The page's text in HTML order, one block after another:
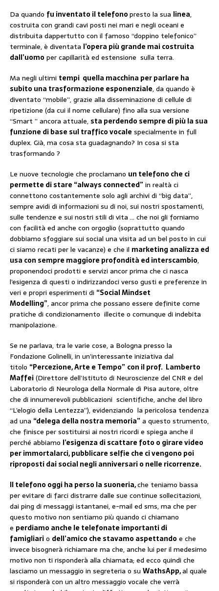
Da quando fu inventato il telefonopresto la sua linea,
costruita con grandi cavi posti nei mari e negli oceani e
distribuita dappertutto con il famoso “doppino telefonico”
terminale, è diventata l’opera più grande mai costruita
dall’uomo per capillarità ed estensione sulla terra.
Ma negli ultimi tempi quella macchina per parlare ha
subito una trasformazione esponenziale, da quando è
diventato “mobile”, grazie alla disseminazione di cellule di
ripetizione (da cui il nome cellulare) fino alla sua versione
“Smart ” ancora attuale, sta perdendo sempre di più la sua
funzione di base sul traffico vocale specialmente in full
duplex. Già, ma cosa sta guadagnando? In cosa si sta
trasformando ?
Le nuove tecnologie che proclamano un telefono che ci
permette di stare “always connected”in realtà ci
connettono costantemente solo agli archivi di “big data”,
sempre avidi di informazioni su di noi, sui nostri spostamenti,
sulle tendenze e sui nostri stili di vita … che noi gli forniamo
con facilità ed anche con orgoglio (soprattutto quando
dobbiamo sfoggiare sui social una visita ad un bel posto in cui
ci siamo recati per le vacanze) e che il marketing analizza ed
usa con sempre maggiore profondità ed interscambio,
proponendoci prodotti e servizi ancor prima che ci nasca
l’esigenza di questi o indirizzandoci verso gusti e preferenze in
veri e propri esperimenti di “Social Mindset
Modelling”, ancor prima che possano essere definite come
pratiche di condizionamento illecite o comunque di indebita
manipolazione.
Se ne parlava, tra le varie cose, a Bologna presso la
Fondazione Golinelli, in un’interessante iniziativa dal
titolo “Percezione, Arte e Tempo” con il prof. Lamberto
Maffei(Direttore dell’Istituto di Neuroscienze del CNR e del
Laboratorio di Neurologa della Normale di Pisa autore, oltre
che di innumerevoli pubblicazioni scientifiche, anche del libro
“L’elogio della Lentezza”), evidenziando la pericolosa tendenza
ad una “delega della nostra memoria”a questo strumento,
che finisce per sostituirsi ai nostri ricordi e spiega anche il
perché abbiamo l’esigenza di scattare foto o girare video
per immortalarci, pubblicare selfie che ci vengono poi
riproposti dai social negli anniversari o nelle ricorrenze.
Il telefono oggi ha perso la suoneria,che teniamo bassa
per evitare di farci distrarre dalle sue continue sollecitazioni,
dai ping di messaggi istantanei, e-mail ed sms, ma che per
questo motivo non sentiamo più quando ci chiamano
e perdiamo anche le telefonate importanti di
famigliario dell’amico che stavamo aspettando e che
invece bisognerà richiamare ma che, anche lui per il medesimo
motivo non ti risponderà alla chiamata; ed ecco quindi che
lasciamo un messaggio in segreteria o su WathsApp,al quale
si risponderà con un altro messaggio vocale che verrà